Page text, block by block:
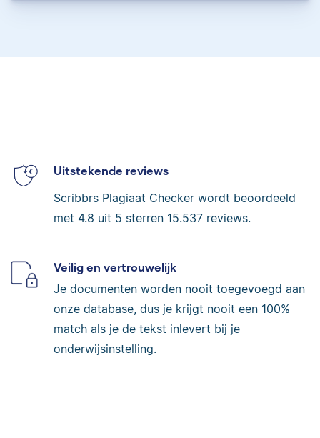
Uitstekende reviews
Scribbrs Plagiaat Checker wordt beoordeeld
met 4.8 uit 5 sterren 15.537 reviews.
Veilig en vertrouwelijk
Je documenten worden nooit toegevoegd aan
onze database, dus je krijgt nooit een 100%
match als je de tekst inlevert bij je
onderwijsinstelling.